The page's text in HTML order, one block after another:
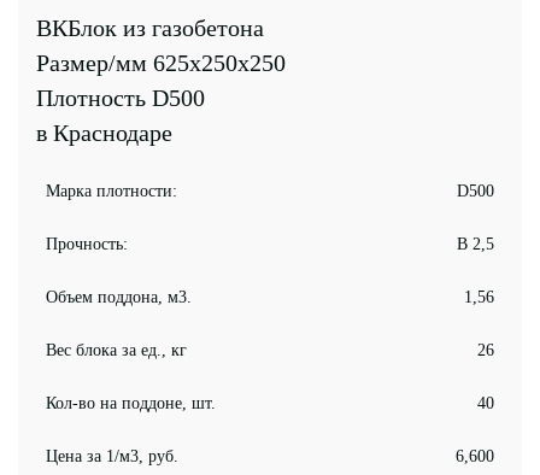
ВКБлок из газобетона
Размер/мм 625x250x250
Плотность D500
в Краснодаре
Марка плотности: D500
Прочность: B 2,5
Объем поддона, м3. 1,56
Вес блока за ед., кг 26
Кол-во на поддоне, шт. 40
Цена за 1/м3, руб. 6,600